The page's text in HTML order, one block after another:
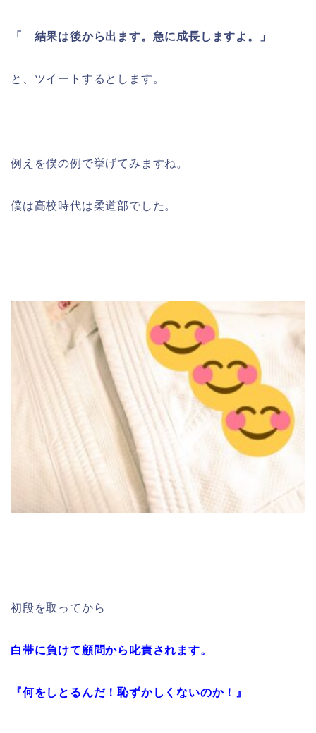
「 結果は後から出ます。急に成長しますよ。 」
と、ツイートするとします。
例えを僕の例で挙げてみますね。
僕は高校時代は柔道部でした。
初段を取ってから
白帯に負けて顧問から叱責されます。
『何をしとるんだ！恥ずかしくないのか！』